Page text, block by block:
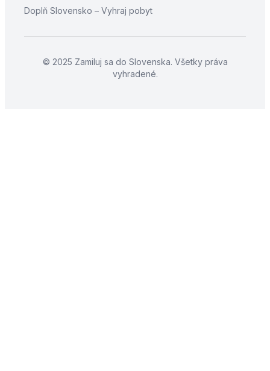
Doplň Slovensko – Vyhraj pobyt
© 2025 Zamiluj sa do Slovenska. Všetky práva
vyhradené.